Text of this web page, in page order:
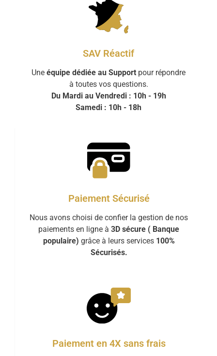
SAV Réactif
Une équipe dédiée au Support pour répondre
à toutes vos questions.
Du Mardi au Vendredi : 10h - 19h
Samedi : 10h - 18h
Paiement Sécurisé
Nous avons choisi de confier la gestion de nos
paiements en ligne à 3D sécure ( Banque
populaire) grâce à leurs services 100%
Sécurisés.
Paiement en 4X sans frais